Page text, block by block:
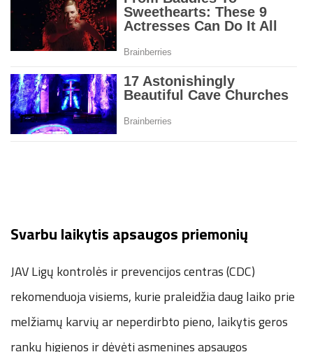
Svarbu laikytis apsaugos priemonių
JAV Ligų kontrolės ir prevencijos centras (CDC)
rekomenduoja visiems, kurie praleidžia daug laiko prie
melžiamų karvių ar neperdirbto pieno, laikytis geros
rankų higienos ir dėvėti asmenines apsaugos